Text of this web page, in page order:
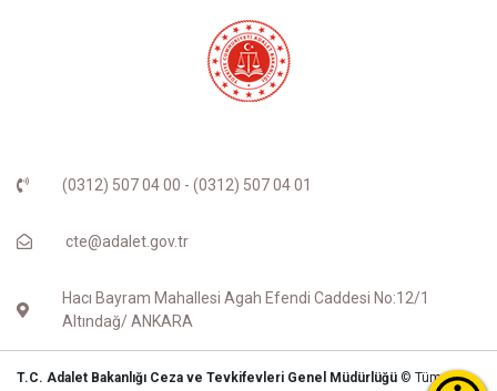
(0312) 507 04 00 - (0312) 507 04 01
cte@adalet.gov.tr
Hacı Bayram Mahallesi Agah Efendi Caddesi No:12/1
Altındağ/ ANKARA
T.C. Adalet Bakanlığı Ceza ve Tevkifevleri Genel Müdürlüğü © Tüm